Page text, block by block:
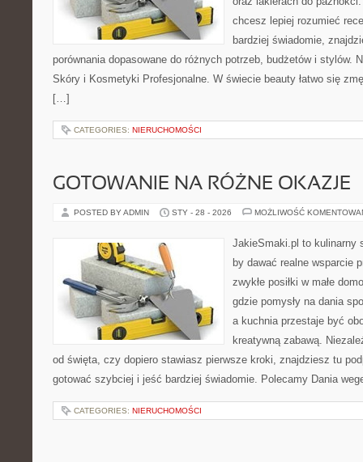
chcesz lepiej rozumieć
bardziej świadomie,
porównania dopasowane do różnych potrzeb, budżetów i stylów.
Skóry i Kosmetyki Profesjonalne. W świecie beauty łatwo się
[…]
CATEGORIES: NIERUCHOMOŚCI
GOTOWANIE NA RÓŻNE OKAZJE
POSTED BY ADMIN STY - 28 - 2026 MOŻLIWOŚĆ
JakieSmaki.pl to kulinarny
by dawać realne wsparcie
zwykłe posiłki w małe
gdzie pomysły na dania
a kuchnia przestaje być
kreatywną zabawą.
od święta, czy dopiero stawiasz pierwsze kroki, znajdziesz tu
gotować szybciej i jeść bardziej świadomie. Polecamy Dania
CATEGORIES: NIERUCHOMOŚCI